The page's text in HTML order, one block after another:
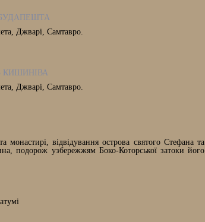
БУДАПЕШТА
Джварі, Самтавро.
КИШИНІВА
Джварі, Самтавро.
відвідування острова святого Стефана та
подорож узбережжям Боко-Которської затоки його